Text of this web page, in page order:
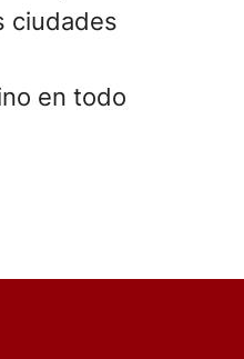
ciudades
en todo